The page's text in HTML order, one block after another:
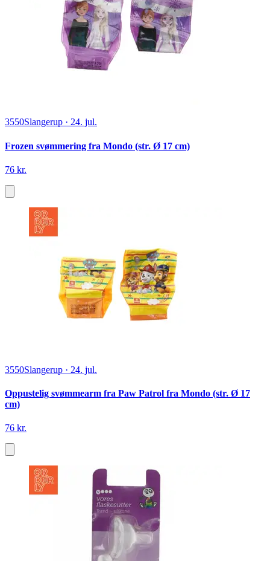
3550Slangerup · 24. jul.
Frozen svømmering fra Mondo (str. Ø 17 cm)
76 kr.
3550Slangerup · 24. jul.
Oppustelig svømmearm fra Paw Patrol fra Mondo (str. Ø 17
cm)
76 kr.